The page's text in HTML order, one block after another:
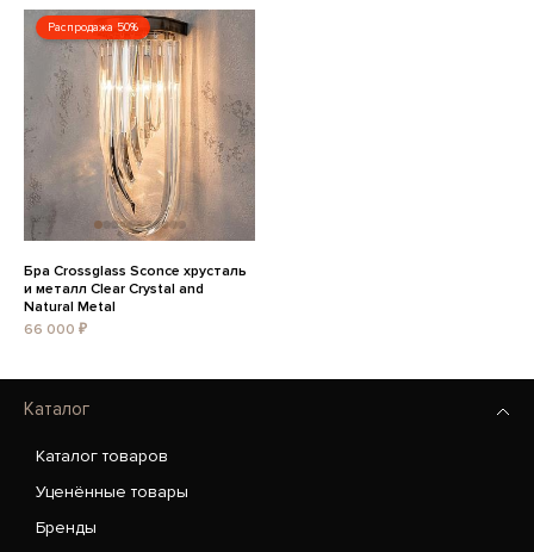
Распродажа 50%
Бра Crossglass Sconce хрусталь
и металл Clear Crystal and
Natural Metal
66 000 ₽
Каталог
Каталог товаров
Уценённые товары
Бренды